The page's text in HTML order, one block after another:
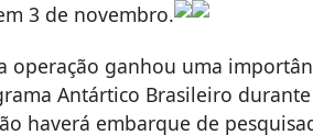
3 de novembro.
operação ganhou uma
Antártico Brasileiro
haverá embarque de